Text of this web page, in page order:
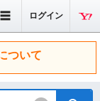
ログイン
ついて